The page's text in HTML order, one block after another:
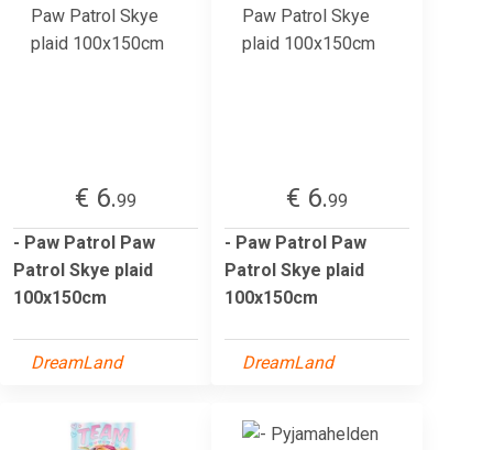
€ 6.99
- Paw Patrol Paw
Patrol Skye plaid
100x150cm
DreamLand
€ 6.99
- Paw Patrol Paw
Patrol Skye plaid
100x150cm
DreamLand